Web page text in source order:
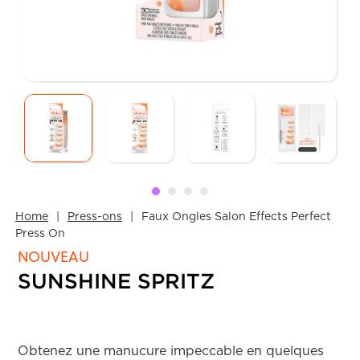
Home Press-ons
Faux Ongles Salon Effects Perfect
Press On
NOUVEAU
SUNSHINE SPRITZ
Obtenez une manucure impeccable en quelques